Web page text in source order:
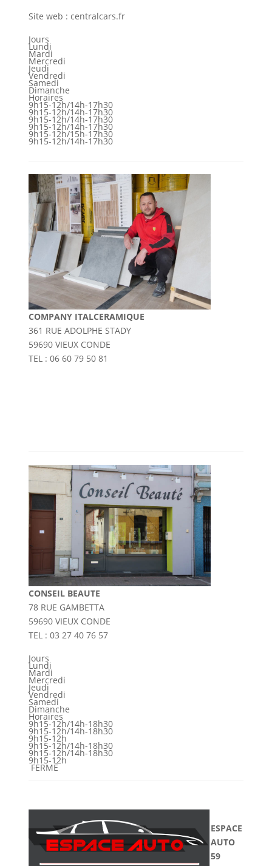
Site web : centralcars.fr
Jours
Lundi
Mardi
Mercredi
Jeudi
Vendredi
Samedi
Dimanche
Horaires
9h15-12h/14h-17h30
9h15-12h/14h-17h30
9h15-12h/14h-17h30
9h15-12h/14h-17h30
9h15-12h/15h-17h30
9h15-12h/14h-17h30
COMPANY ITALCERAMIQUE
361 RUE ADOLPHE STADY
59690 VIEUX CONDE
TEL : 06 60 79 50 81
CONSEIL BEAUTE
78 RUE GAMBETTA
59690 VIEUX CONDE
TEL : 03 27 40 76 57
Jours
Lundi
Mardi
Mercredi
Jeudi
Vendredi
Samedi
Dimanche
Horaires
9h15-12h/14h-18h30
9h15-12h/14h-18h30
9h15-12h
9h15-12h/14h-18h30
9h15-12h/14h-18h30
9h15-12h
FERMÉ
ESPACE
AUTO
59